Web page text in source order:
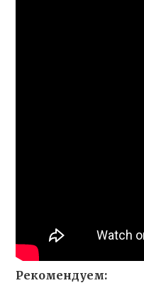
Рекомендуем: